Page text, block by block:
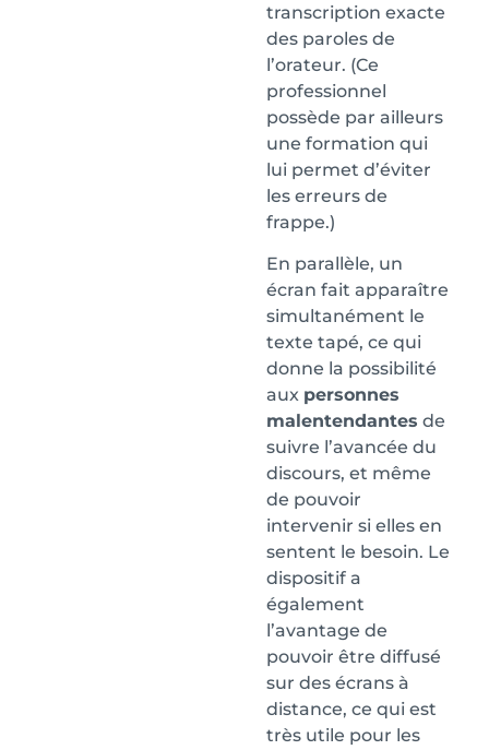
transcription exacte
des paroles de
l’orateur. (Ce
professionnel
possède par ailleurs
une formation qui
lui permet d’éviter
les erreurs de
frappe.)
En parallèle, un
écran fait apparaître
simultanément le
texte tapé, ce qui
donne la possibilité
aux personnes
malentendantes de
suivre l’avancée du
discours, et même
de pouvoir
intervenir si elles en
sentent le besoin. Le
dispositif a
également
l’avantage de
pouvoir être diffusé
sur des écrans à
distance, ce qui est
très utile pour les